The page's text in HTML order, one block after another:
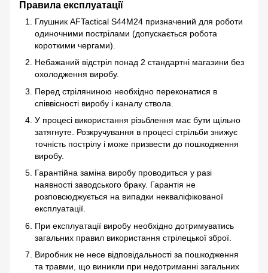
Правила експлуатації
Глушник AFTactical S44M24 призначений для роботи
одиночними пострілами (допускається робота
короткими чергами).
Небажаний відстріл понад 2 стандартні магазини без
охолодження виробу.
Перед стріляниною необхідно переконатися в
співвісності виробу і каналу ствола.
У процесі використання різьблення має бути щільно
затягнуте. Розкручування в процесі стрільби знижує
точність пострілу і може призвести до пошкодження
виробу.
Гарантійна заміна виробу проводиться у разі
наявності заводського браку. Гарантія не
розповсюджується на випадки некваліфікованої
експлуатації.
При експлуатації виробу необхідно дотримуватись
загальних правил використання стрілецької зброї.
Виробник не несе відповідальності за пошкодження
та травми, що виникли при недотриманні загальних